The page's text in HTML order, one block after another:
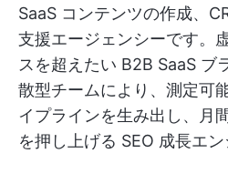
SaaS コンテンツの作成、
支援エージェンシーです。
スを超えたい B2B SaaS ブ
散型チームにより、測定可
イプラインを生み出し、月
を押し上げる SEO 成長エン